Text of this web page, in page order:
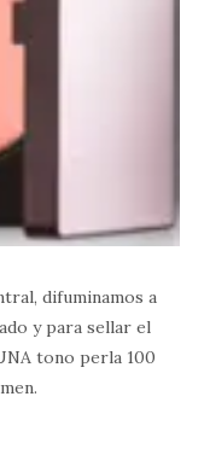
difuminamos a
y para sellar el
tono perla 100